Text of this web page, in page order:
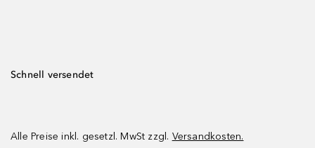
Schnell versendet
Alle Preise inkl. gesetzl. MwSt zzgl. Versandkosten.